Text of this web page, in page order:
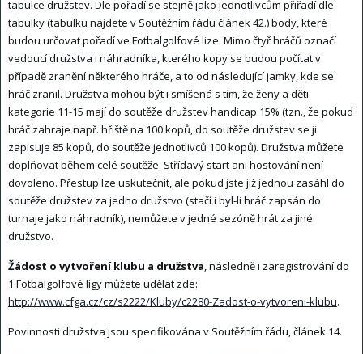
tabulce družstev. Dle pořadí se stejně jako jednotlivcům přiřadí dle
tabulky (tabulku najdete v Soutěžním řádu článek 42.) body, které
budou určovat pořadí ve Fotbalgolfové lize. Mimo čtyř hráčů označí
vedoucí družstva i náhradníka, kterého kopy se budou počítat v
případě zranění některého hráče, a to od následující jamky, kde se
hráč zranil. Družstva mohou být i smíšená s tím, že ženy a děti
kategorie 11-15 mají do soutěže družstev handicap 15% (tzn., že pokud
hráč zahraje např. hřiště na 100 kopů, do soutěže družstev se ji
zapisuje 85 kopů, do soutěže jednotlivců 100 kopů). Družstva můžete
doplňovat během celé soutěže. Střídavý start ani hostování není
dovoleno. Přestup lze uskutečnit, ale pokud jste již jednou zasáhl do
soutěže družstev za jedno družstvo (stačí i byl-li hráč zapsán do
turnaje jako náhradník), nemůžete v jedné sezóně hrát za jiné
družstvo.
Žádost o vytvoření klubu a družstva, následně i zaregistrování do
1.Fotbalgolfové ligy můžete udělat zde:
http://www.cfga.cz/cz/s2222/Kluby/c2280-Zadost-o-vytvoreni-klubu.
Povinnosti družstva jsou specifikována v Soutěžním řádu, článek 14.